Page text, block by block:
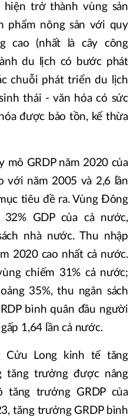
hiện trở thành vùng sản
phẩm nông sản với quy
cao (nhất là cây công
du lịch có bước phát
chuỗi phát triển du lịch
thái - văn hóa có sức
được bảo tồn, kế thừa
mô GRDP năm 2020 của
với năm 2005 và 2,6 lần
tiêu đề ra. Vùng Đông
GDP của cả nước,
nhà nước. Thu nhập
2020 cao nhất cả nước.
chiếm 31% cả nước;
35%, thu ngân sách
bình quân đầu người
1,64 lần cả nước.
Cửu Long kinh tế tăng
tăng trưởng được nâng
tăng trưởng GRDP của
tăng trưởng GRDP bình